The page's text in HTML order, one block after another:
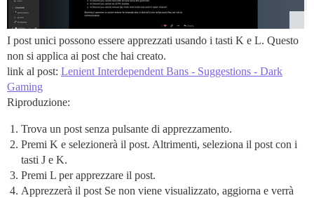
I post unici possono essere apprezzati usando i tasti K e L. Questo
non si applica ai post che hai creato.
link al post: Lenient Interdependent Bans - Suggestions - Dark
Gaming
Riproduzione:
Trova un post senza pulsante di apprezzamento.
Premi K e selezionerà il post. Altrimenti, seleziona il post con i
tasti J e K.
Premi L per apprezzare il post.
Apprezzerà il post Se non viene visualizzato, aggiorna e verrà